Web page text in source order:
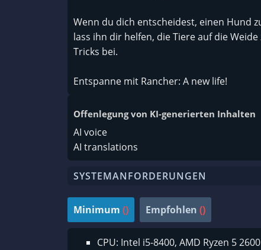
Wenn du dich entscheidest, einen Hund
lass ihn dir helfen, die Tiere auf die
Tricks bei.
Entspanne mit Rancher: A new life!
Offenlegung von KI-generierten Inhalten
AI voice
AI translations
SYSTEMANFORDERUNGEN
Minimum () Empfohlen ()
CPU: Intel i5-8400, AMD Ryzen 5 2600